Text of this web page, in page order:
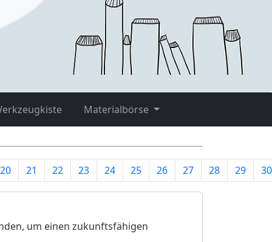
Materialbörse
20 21 22 23 24 25 26 27 28 29 30
um einen zukunftsfähigen